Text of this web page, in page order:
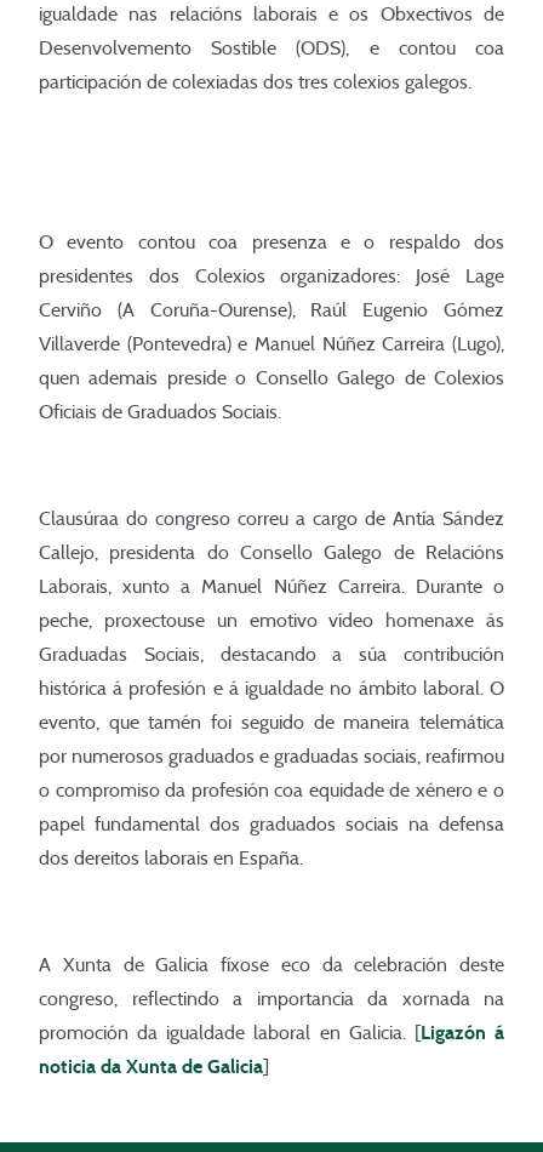
igualdade nas relacións laborais e os Obxectivos de
Desenvolvemento Sostible (ODS), e contou coa
participación de colexiadas dos tres colexios galegos.
O evento contou coa presenza e o respaldo dos
presidentes dos Colexios organizadores: José Lage
Cerviño (A Coruña-Ourense), Raúl Eugenio Gómez
Villaverde (Pontevedra) e Manuel Núñez Carreira (Lugo),
quen ademais preside o Consello Galego de Colexios
Oficiais de Graduados Sociais.
Clausúraa do congreso correu a cargo de Antía Sández
Callejo, presidenta do Consello Galego de Relacións
Laborais, xunto a Manuel Núñez Carreira. Durante o
peche, proxectouse un emotivo vídeo homenaxe ás
Graduadas Sociais, destacando a súa contribución
histórica á profesión e á igualdade no ámbito laboral. O
evento, que tamén foi seguido de maneira telemática
por numerosos graduados e graduadas sociais, reafirmou
o compromiso da profesión coa equidade de xénero e o
papel fundamental dos graduados sociais na defensa
dos dereitos laborais en España.
A Xunta de Galicia fíxose eco da celebración deste
congreso, reflectindo a importancia da xornada na
promoción da igualdade laboral en Galicia. [Ligazón á
noticia da Xunta de Galicia]